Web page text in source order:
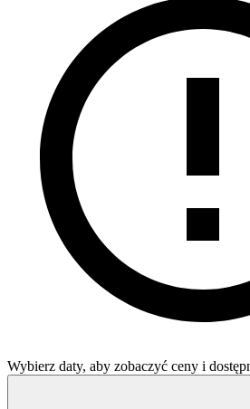
Wybierz daty, aby zobaczyć ceny i